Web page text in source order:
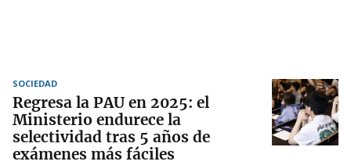
SOCIEDAD
Regresa la PAU en 2025: el
Ministerio endurece la
selectividad tras 5 años de
exámenes más fáciles